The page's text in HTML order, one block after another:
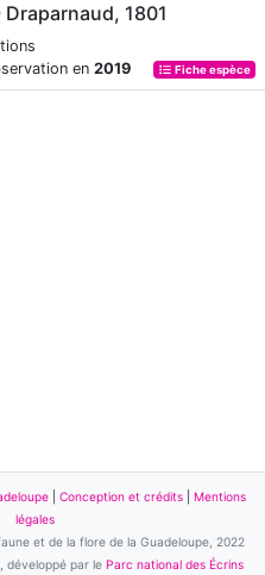
Draparnaud, 1801
en 2019 Fiche espèce
Conception et crédits
Mentions
légales
et de la flore de la Guadeloupe, 2022
, développé par le Parc national des Écrins